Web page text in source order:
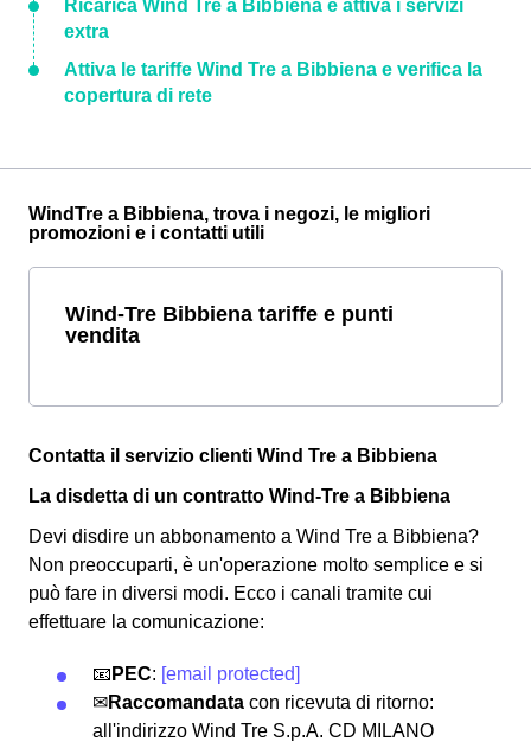
Ricarica Wind Tre a Bibbiena e attiva i servizi
extra
Attiva le tariffe Wind Tre a Bibbiena e verifica la
copertura di rete
WindTre a Bibbiena, trova i negozi, le migliori
promozioni e i contatti utili
Wind-Tre Bibbiena tariffe e punti
vendita
Contatta il servizio clienti Wind Tre a Bibbiena
La disdetta di un contratto Wind-Tre a Bibbiena
Devi disdire un abbonamento a Wind Tre a Bibbiena?
Non preoccuparti, è un'operazione molto semplice e si
può fare in diversi modi. Ecco i canali tramite cui
effettuare la comunicazione:
📧 PEC: [email protected]
✉Raccomandata con ricevuta di ritorno:
all'indirizzo Wind Tre S.p.A. CD MILANO